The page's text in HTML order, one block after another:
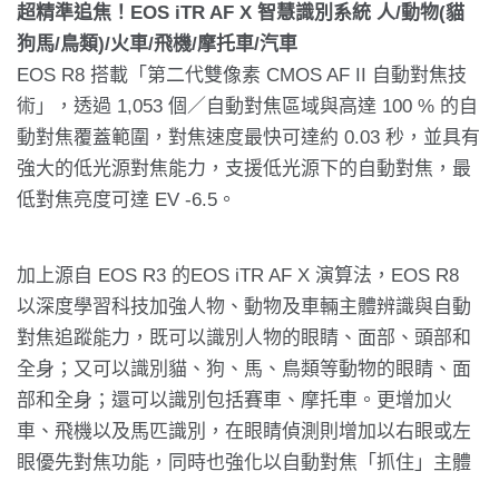
超精準追焦！EOS iTR AF X 智慧識別系統 人/動物(貓
狗馬/鳥類)/火車/飛機/摩托車/汽車
EOS R8 搭載「第二代雙像素 CMOS AF II 自動對焦技
術」，透過 1,053 個／自動對焦區域與高達 100 % 的自
動對焦覆蓋範圍，對焦速度最快可達約 0.03 秒，並具有
強大的低光源對焦能力，支援低光源下的自動對焦，最
低對焦亮度可達 EV -6.5。
加上源自 EOS R3 的EOS iTR AF X 演算法，EOS R8
以深度學習科技加強人物、動物及車輛主體辨識與自動
對焦追蹤能力，既可以識別人物的眼睛、面部、頭部和
全身；又可以識別貓、狗、馬、鳥類等動物的眼睛、面
部和全身；還可以識別包括賽車、摩托車。更增加火
車、飛機以及馬匹識別，在眼睛偵測則增加以右眼或左
眼優先對焦功能，同時也強化以自動對焦「抓住」主體